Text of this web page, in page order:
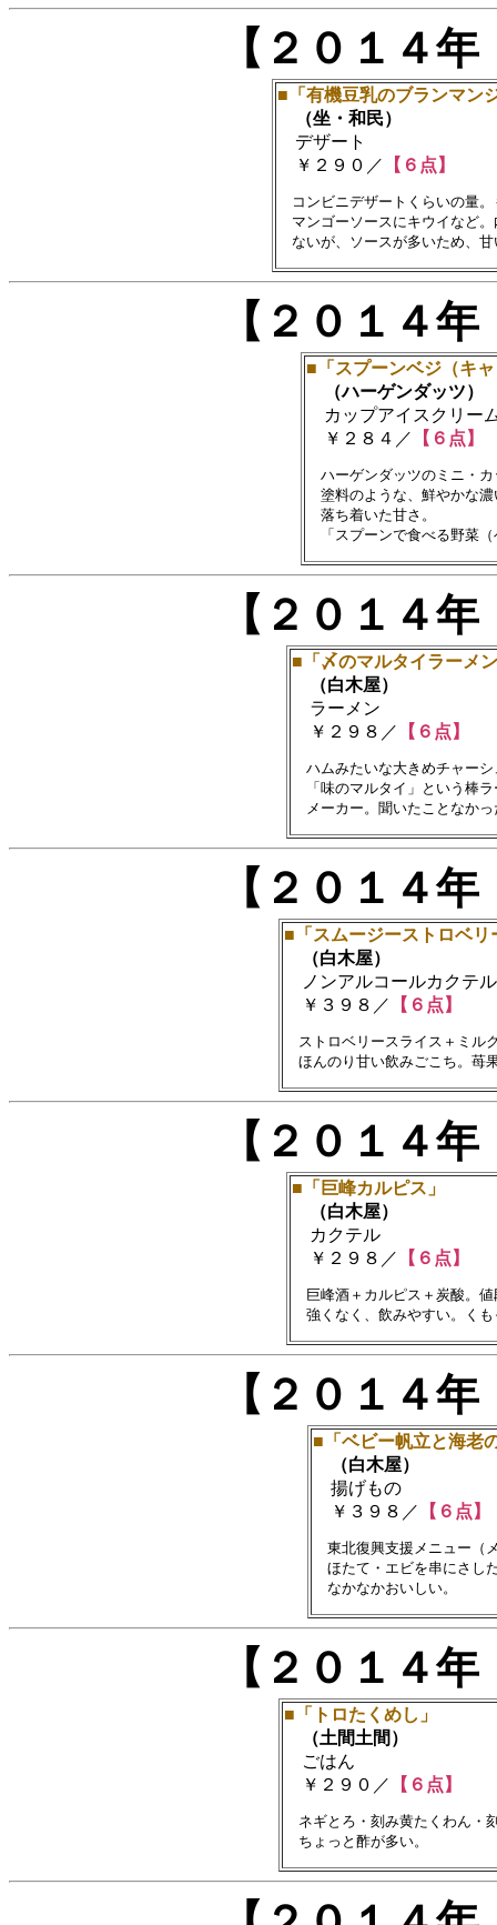
【２０１４
■「有機豆乳のブランマン
（坐・和民）
デザート
￥２９０／ 【６点】
コンビニデザートくらいの量
マンゴーソースにキウイなど。
【２０１４
■「スプーンベジ（キ
（ハーゲンダッツ）
カップアイスクリー
￥２８４／ 【６点】
ハーゲンダッツのミニ・カ
塗料のような、鮮やかな
落ち着いた甘さ。
【２０１４
■「〆のマルタイラーメ
（白木屋）
ラーメン
￥２９８／ 【６点】
ハムみたいな大きめチャー
「味のマルタイ」という棒ラ
【２０１４
■「スムージーストロベリ
（白木屋）
ノンアルコールカクテル
￥３９８／
【６点】
ストロベリースライス＋ミル
【２０１４
■「巨峰カルピス」
（白木屋）
カクテル
￥２９８／ 【６点】
巨峰酒＋カルピス＋炭酸。
【２０１４
■「ベビー帆立と海老
（白木屋）
揚げもの
￥３９８／
【６点】
東北復興支援メニュー（
ほたて・エビを串にさし
【２０１４
■「トロたくめし」
（土間土間）
ごはん
￥２９０／
【６点】
ネギとろ・刻み黄たくわん・